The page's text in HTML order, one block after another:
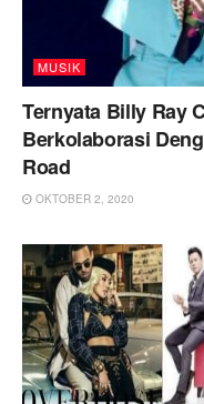
MUSIK
Ternyata Billy Ray
Berkolaborasi
Road
OKTOBER 2, 2020